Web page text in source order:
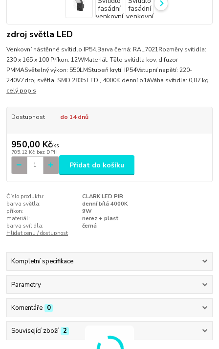
zdroj světla LED
Venkovní nástěnné svítidlo IP54.Barva černá: RAL7021Rozměry svítidla:
230 x 165 x 100 Příkon: 12WMateriál: Tělo svítidla kov, difuzor
PMMASvětelný výkon: 550LMStupeň krytí: IP54Vstupní napětí: 220-
240VZdroj světla: SMD 2835 LED , 4000K denní bíláVáha svítidla: 0,87 kg
celý popis
Dostupnost do 14 dnů
950,00 Kč/ks
785,12 Kč bez DPH
Přidat do košíku
Číslo produktu:
CLARK LED PIR
barva světla:
denní bílá 4000K
příkon:
9W
materiál:
nerez + plast
barva svítidla:
černá
Hlídat cenu / dostupnost
Kompletní specifikace
Parametry
Komentáře 0
Související zboží 2